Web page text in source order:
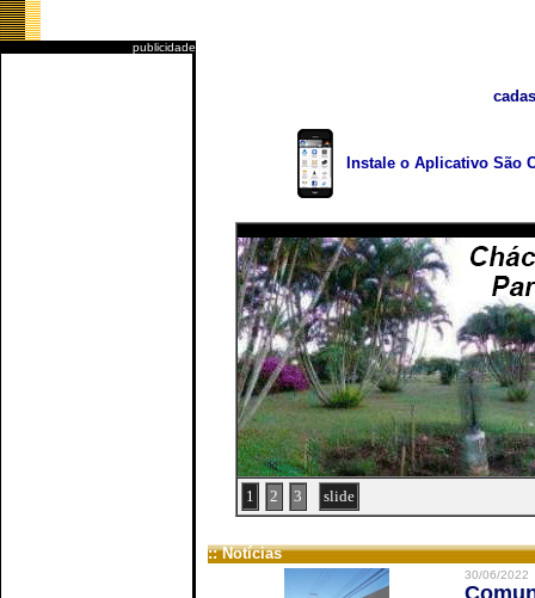
publicidade
Instale o Aplicativo São
1 2 3 slide
:: Notícias
30/06/2022